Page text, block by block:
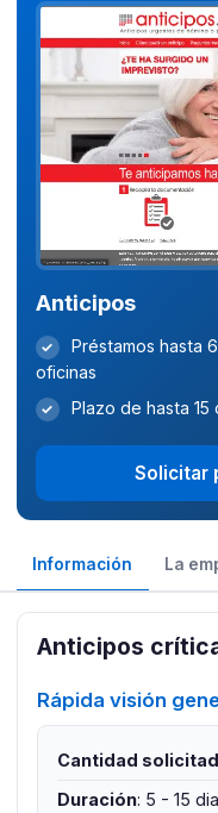
Anticipos
✓
Préstamos hasta
oficinas
✓ Plazo de hasta
Solicitar
Información La
Anticipos
Rápida visión
Cantidad
Duración: 5 - 15